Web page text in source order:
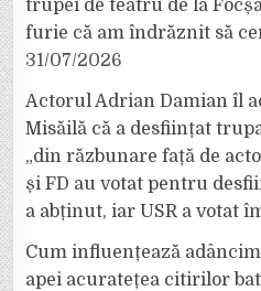
trupei de teatru de la
furie că am îndrăznit să
31/07/2026
Actorul Adrian Damian îl
Misăilă că a desființat
„din răzbunare față de
și FD au votat pentru
a abținut, iar USR a votat
Cum influențează
apei acuratețea citirilor